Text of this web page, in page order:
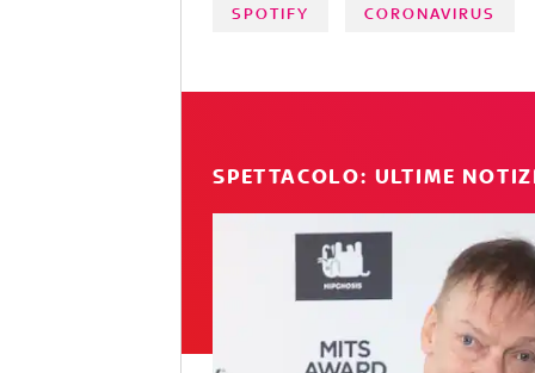
SPOTIFY CORONAVIRUS
SPETTACOLO: ULTIME